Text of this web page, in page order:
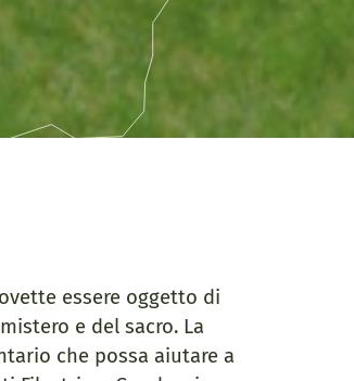
essere oggetto di
e del sacro. La
che possa aiutare a